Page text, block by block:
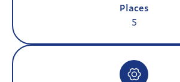
Places
5